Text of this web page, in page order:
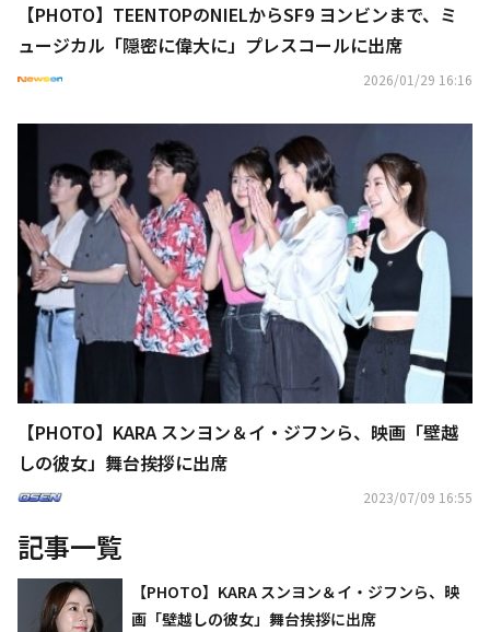
【PHOTO】TEENTOPのNIELからSF9 ヨンビンまで、ミ
ュージカル「隠密に偉大に」プレスコールに出席
2026/01/29 16:16
【PHOTO】KARA スンヨン＆イ・ジフンら、映画「壁越
しの彼女」舞台挨拶に出席
2023/07/09 16:55
記事一覧
【PHOTO】KARA スンヨン＆イ・ジフンら、映
画「壁越しの彼女」舞台挨拶に出席